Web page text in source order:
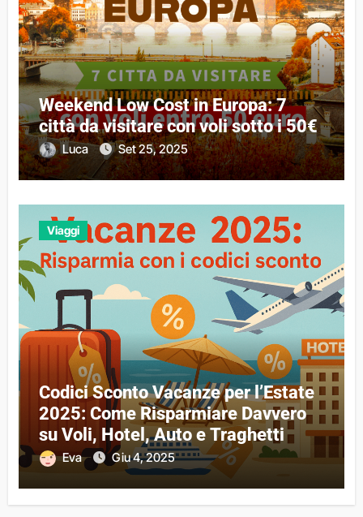
Weekend Low Cost in Europa: 7
città da visitare con voli sotto i 50€
Luca Set 25, 2025
Viaggi
Codici Sconto Vacanze per l’Estate
2025: Come Risparmiare Davvero
su Voli, Hotel, Auto e Traghetti
Eva Giu 4, 2025